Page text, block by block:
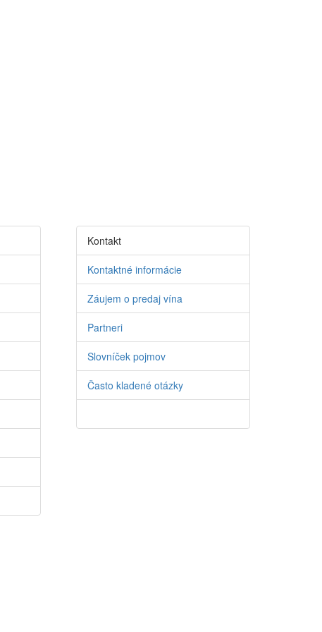
Kontakt
Kontaktné informácie
Záujem o predaj vína
Partneri
Slovníček pojmov
Často kladené otázky